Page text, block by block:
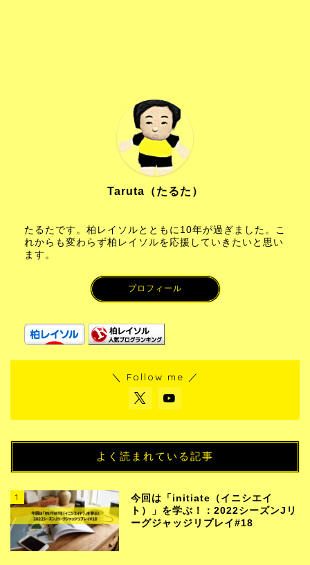
Taruta（たるた）
たるたです。柏レイソルとともに10年が過ぎました。こ
れからも変わらず柏レイソルを応援していきたいと思い
ます。
プロフィール
＼ Follow me ／
よく読まれている記事
1
今回は「initiate（イニシエイ
ト）」を学ぶ！：2022シーズンJリ
ーグジャッジリプレイ#18